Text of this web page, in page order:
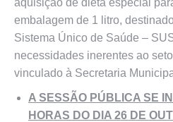
aquisição de dieta especial
embalagem de 1 litro,
Sistema Único de Saúde –
necessidades inerentes ao
vinculado à Secretaria
A SESSÃO PÚBLICA SE
HORAS DO DIA 26 DE